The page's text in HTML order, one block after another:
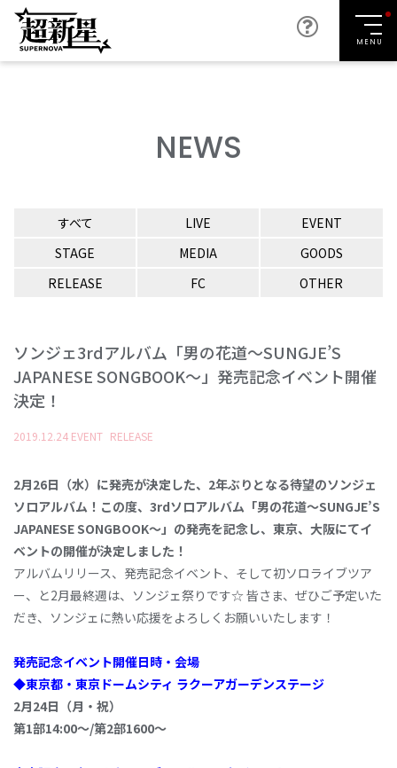
MENU
NEWS
すべて LIVE
EVENT
STAGE
MEDIA
GOODS
RELEASE
FC OTHER
ソンジェ3rdアルバム「男の花道～SUNGJE’S
JAPANESE SONGBOOK～」発売記念イベント開催
決定！
2019.12.24 EVENT RELEASE
2月26日（水）に発売が決定した、2年ぶりとなる待望のソンジェ
ソロアルバム！この度、3rdソロアルバム「男の花道～SUNGJE’S
JAPANESE SONGBOOK～」の発売を記念し、東京、大阪にてイ
ベントの開催が決定しました！
アルバムリリース、発売記念イベント、そして初ソロライブツア
ー、と2月最終週は、ソンジェ祭りです☆ 皆さま、ぜひご予定いた
だき、ソンジェに熱い応援をよろしくお願いいたします！
発売記念イベント開催日時・会場
◆東京都・東京ドームシティ ラクーアガーデンステージ
2月24日（月・祝）
第1部14:00～/第2部1600～